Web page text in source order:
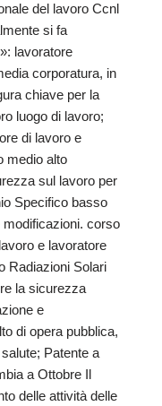
del lavoro Ccnl
si fa
lavoratore
corporatura, in
chiave per la
luogo di lavoro;
di lavoro e
medio alto
sul lavoro per
Specifico basso
corso
e lavoratore
Radiazioni Solari
la sicurezza
e
di opera pubblica,
Patente a
a Ottobre Il
delle attività delle